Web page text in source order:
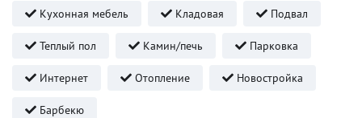
Кухонная мебель Кладовая Подвал
Теплый пол Камин/печь Парковка
Интернет Отопление Новостройка
Барбекю